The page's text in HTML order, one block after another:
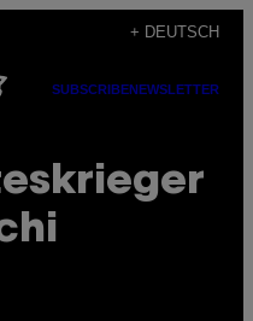
+ DEUTSCH
SUBSCRIBENEWSLETTER